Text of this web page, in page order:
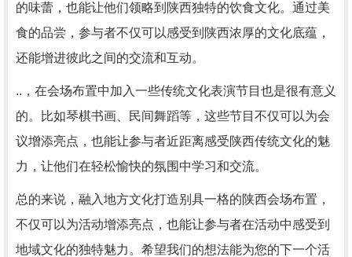
的味蕾，也能让他们领略到陕西独特的饮食文化。通过美
食的品尝，参与者不仅可以感受到陕西浓厚的文化底蕴，
还能增进彼此之间的交流和互动。
..，在会场布置中加入一些传统文化表演节目也是很有意义
的。比如琴棋书画、民间舞蹈等，这些节目不仅可以为会
议增添亮点，也能让参与者近距离感受陕西传统文化的魅
力，让他们在轻松愉快的氛围中学习和交流。
总的来说，融入地方文化打造别具一格的陕西会场布置，
不仅可以为活动增添亮点，也能让参与者在活动中感受到
地域文化的独特魅力。希望我们的想法能为您的下一个活